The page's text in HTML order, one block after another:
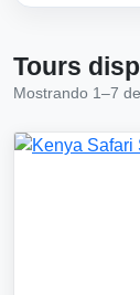
Tours
Mostrando 1–7